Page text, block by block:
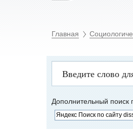
Главная
Дополнительный поиск